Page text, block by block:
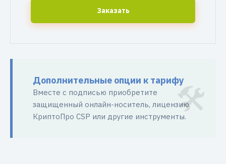
Заказать
Дополнительные опции к тарифу
Вместе с подписью приобретите
защищенный онлайн-носитель, лицензию
КриптоПро CSP или другие инструменты.